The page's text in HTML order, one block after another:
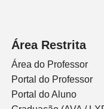
Área Restrita
Área do Professor
Portal do Professor
Portal do Aluno